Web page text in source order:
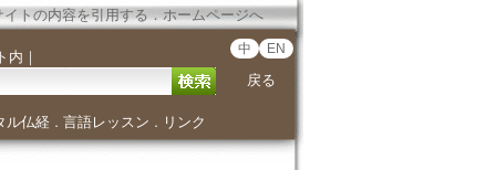
イトの内容を引用する．ホームページへ
内 ｜ 中 EN
戻る
ル仏経． 言語レッスン ． リンク